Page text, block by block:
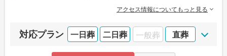
アクセス情報についてもっと見る
対応プラン 一日葬 二日葬 一般葬 直葬